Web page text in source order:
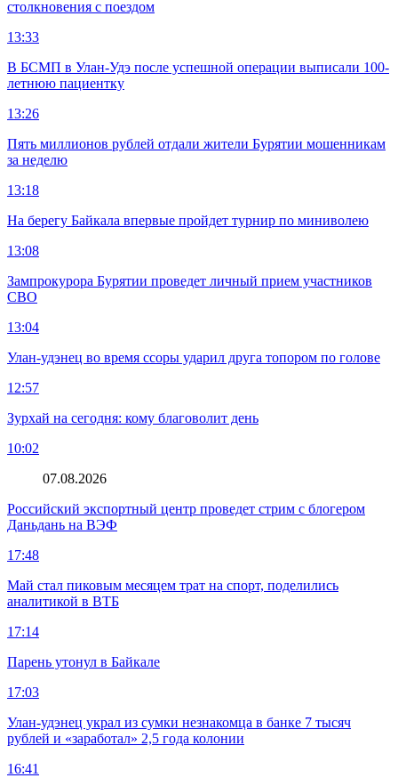
столкновения с поездом
13:33
В БСМП в Улан-Удэ после успешной операции выписали 100-
летнюю пациентку
13:26
Пять миллионов рублей отдали жители Бурятии мошенникам
за неделю
13:18
На берегу Байкала впервые пройдет турнир по миниволею
13:08
Зампрокурора Бурятии проведет личный прием участников
СВО
13:04
Улан-удэнец во время ссоры ударил друга топором по голове
12:57
Зурхай на сегодня: кому благоволит день
10:02
07.08.2026
Российский экспортный центр проведет стрим с блогером
Даньдань на ВЭФ
17:48
Май стал пиковым месяцем трат на спорт, поделились
аналитикой в ВТБ
17:14
Парень утонул в Байкале
17:03
Улан-удэнец украл из сумки незнакомца в банке 7 тысяч
рублей и «заработал» 2,5 года колонии
16:41